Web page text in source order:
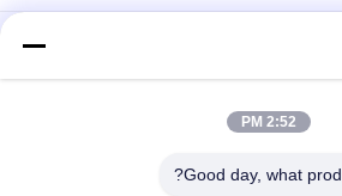
الصلبة من زيت الوقود عند ما يصل إلى
2:52 PM
Good day, what